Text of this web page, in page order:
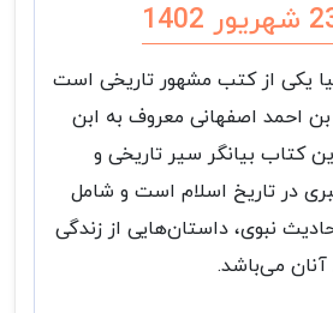
یکی از کتب مشهور تاریخی است
احمد اصفهانی معروف به ابن
کتاب بیانگر سیر تاریخی و
در تاریخ اسلام است و شامل
نبوی، داستان‌هایی از زندگی
آنان می‌باشد.